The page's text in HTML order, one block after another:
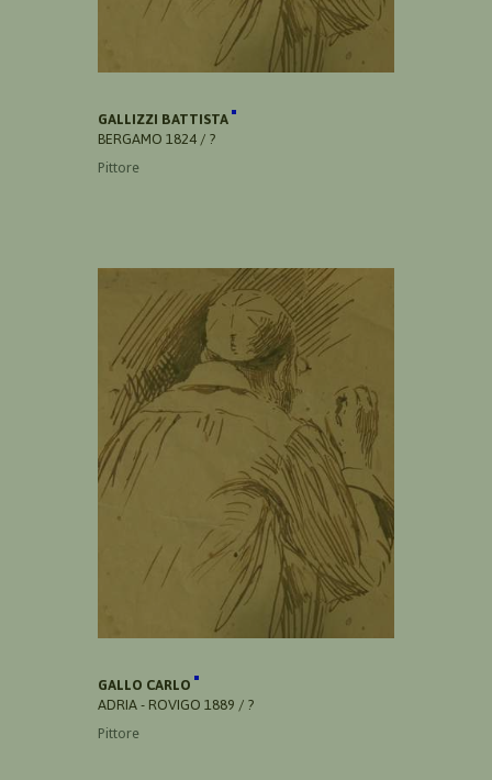
GALLIZZI BATTISTA
BERGAMO 1824 / ?
Pittore
GALLO CARLO
ADRIA - ROVIGO 1889 / ?
Pittore